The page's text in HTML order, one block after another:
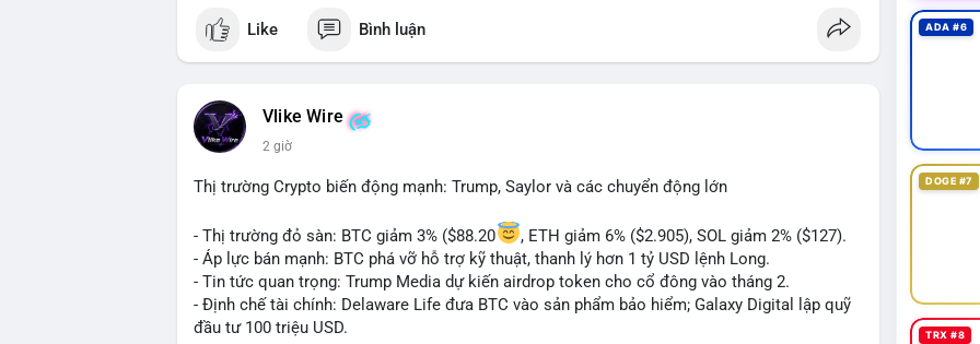
💬 DÒNG CHẢY TIN TỨC & TRUYỀN THÔNG: Bàn tán về "long SAGA", "short SPCX", và "đã
ngồi ăn ở khách sạn 5*" (từ bài đăng Binance Square). Tin tức về BIP-110 Bitcoin và SKR
💡 NHẬN ĐỊNH & KHUYẾN NGHỊ: Tâm lý thị trường phân cực. Sợ hãi do chỉ số thấp nhưng
xu hướng memecoin và tin tức tích cực (BTC ETF, SKR) tạo áp lực lên giá. Rủi ro từ các đề
nhân.
📊 Nguồn: Radar Tâm Lý Thị Trường
Like Bình luận
Vlike Wire
2 giờ
Thị trường Crypto biến động mạnh: Trump, Saylor và các chuyển động lớn
- Thị trường đỏ sàn: BTC giảm 3% ($88.20
, ETH giảm 6% ($2.905), SOL giảm 2% ($127).
- Áp lực bán mạnh: BTC phá vỡ hỗ trợ kỹ thuật, thanh lý hơn 1 tỷ USD lệnh Long.
- Tin tức quan trọng: Trump Media dự kiến airdrop token cho cổ đông vào tháng 2.
- Định chế tài chính: Delaware Life đưa BTC vào sản phẩm bảo hiểm; Galaxy Digital lập quỹ
đầu tư 100 triệu USD.
ADA #6
DOGE #7
TRX #8